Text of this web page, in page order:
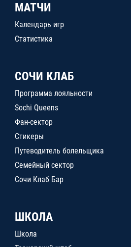
МАТЧИ
Календарь игр
Статистика
СОЧИ КЛАБ
Программа лояльности
Sochi Queens
Фан-сектор
Стикеры
Путеводитель болельщика
Семейный сектор
Сочи Клаб Бар
ШКОЛА
Школа